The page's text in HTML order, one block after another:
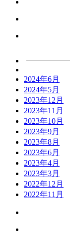
2024年6月
2024年5月
2023年12月
2023年11月
2023年10月
2023年9月
2023年8月
2023年6月
2023年4月
2023年3月
2022年12月
2022年11月